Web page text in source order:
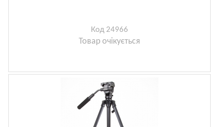
Код 24966
Товар очікується